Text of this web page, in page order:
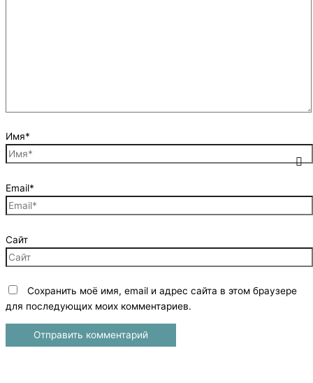
Имя*
Email*
Сайт
Сохранить моё имя, email и адрес сайта в этом браузере
для последующих моих комментариев.